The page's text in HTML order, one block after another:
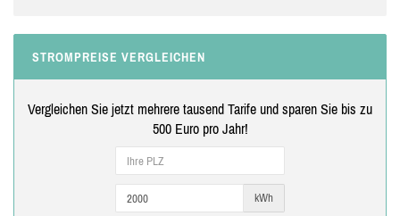
STROMPREISE VERGLEICHEN
Vergleichen Sie jetzt mehrere tausend Tarife und sparen Sie bis zu
500 Euro pro Jahr!
kWh